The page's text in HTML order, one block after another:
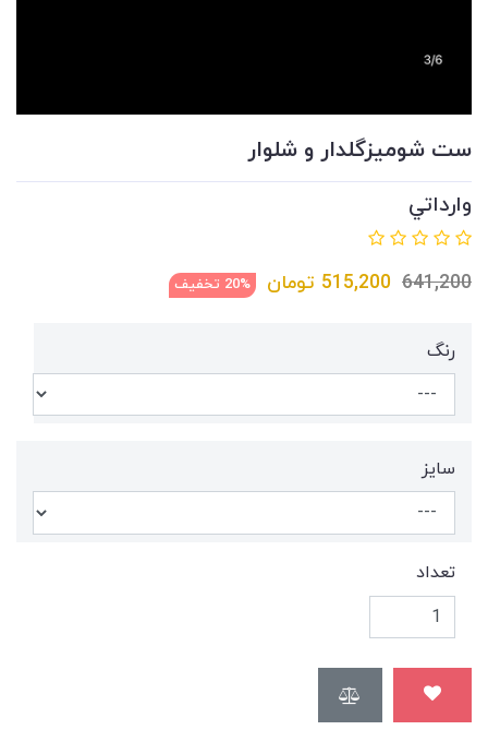
ست شوميزگلدار و شلوار
وارداتي
641,200
515,200 تومان 20% تخفیف
رنگ
سايز
تعداد